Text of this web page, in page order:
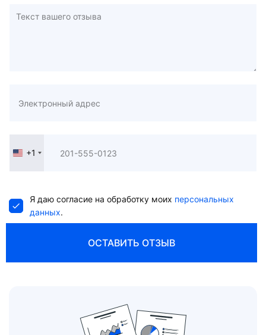
United
+1
Я даю согласие на обработку моих персональных
данных.
ОСТАВИТЬ ОТЗЫВ